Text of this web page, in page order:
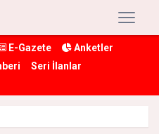
E-Gazete
Anketler
Seri İlanlar